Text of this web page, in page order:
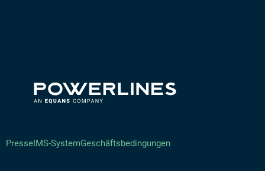
PresseIMS-SystemGeschäftsbedingungen